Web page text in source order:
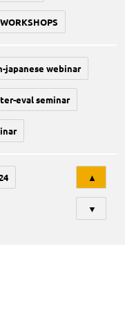
japanese webinar
eval seminar
▲
▼